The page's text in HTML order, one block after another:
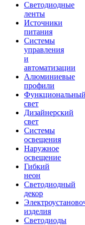
Светодиодные
ленты
Источники
питания
Системы
управления
и
автоматизации
Алюминиевые
профили
Функциональный
свет
Дизайнерский
свет
Системы
освещения
Наружное
освещение
Гибкий
неон
Светодиодный
декор
изделия
Светодиоды